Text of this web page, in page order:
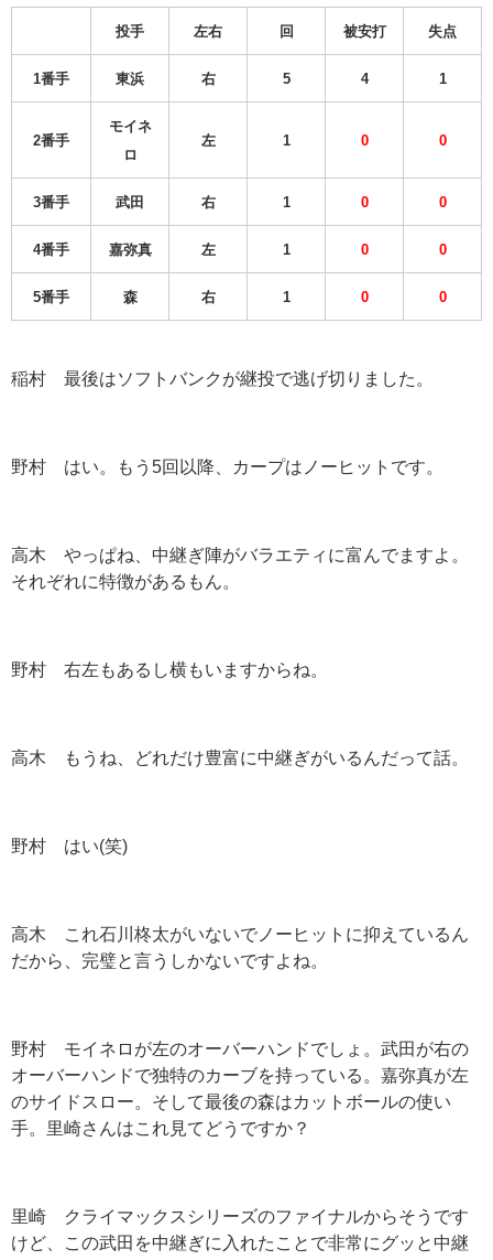
投手 左右 回 被安打 失点
1番手 東浜 右 5 4 1
2番手
モイネ
ロ
左 1 0 0
3番手 武田 右 1 0 0
4番手 嘉弥真 左 1 0 0
5番手 森 右 1 0 0
稲村 最後はソフトバンクが継投で逃げ切りました。
野村 はい。もう5回以降、カープはノーヒットです。
高木 やっぱね、中継ぎ陣がバラエティに富んでますよ。
それぞれに特徴があるもん。
野村 右左もあるし横もいますからね。
高木 もうね、どれだけ豊富に中継ぎがいるんだって話。
野村 はい(笑)
高木 これ石川柊太がいないでノーヒットに抑えているん
だから、完璧と言うしかないですよね。
野村 モイネロが左のオーバーハンドでしょ。武田が右の
オーバーハンドで独特のカーブを持っている。嘉弥真が左
のサイドスロー。そして最後の森はカットボールの使い
手。里崎さんはこれ見てどうですか？
里崎 クライマックスシリーズのファイナルからそうです
けど、この武田を中継ぎに入れたことで非常にグッと中継